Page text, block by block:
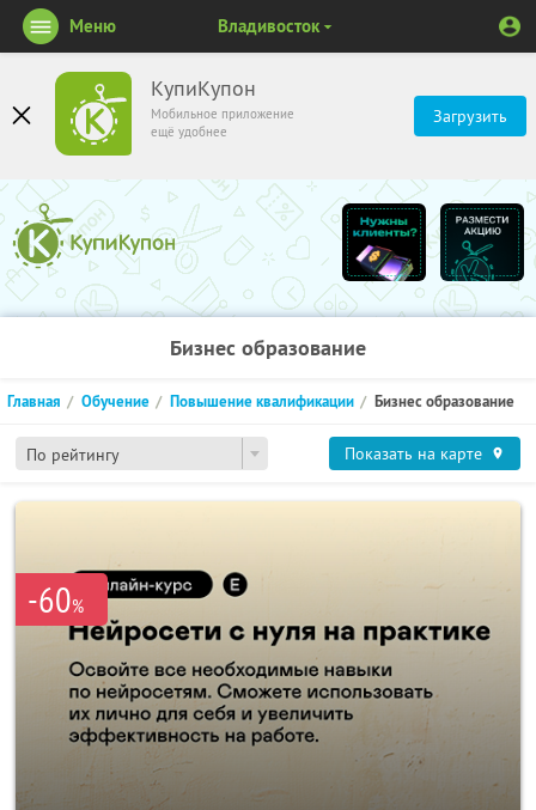
КупиКупон
Мобильное приложение
ещё удобнее
Загрузить
Меню Владивосток
Бизнес образование
По рейтингу
Главная Обучение Повышение квалификации Бизнес образование
Показать на карте
-60%